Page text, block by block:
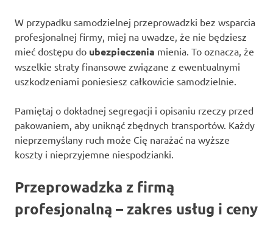
W przypadku samodzielnej przeprowadzki bez wsparcia
profesjonalnej firmy, miej na uwadze, że nie będziesz
mieć dostępu do ubezpieczenia mienia. To oznacza, że
wszelkie straty finansowe związane z ewentualnymi
uszkodzeniami poniesiesz całkowicie samodzielnie.
Pamiętaj o dokładnej segregacji i opisaniu rzeczy przed
pakowaniem, aby uniknąć zbędnych transportów. Każdy
nieprzemyślany ruch może Cię narażać na wyższe
koszty i nieprzyjemne niespodzianki.
Przeprowadzka z firmą
profesjonalną – zakres usług i ceny